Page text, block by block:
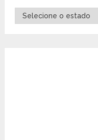
Aeroportos
por